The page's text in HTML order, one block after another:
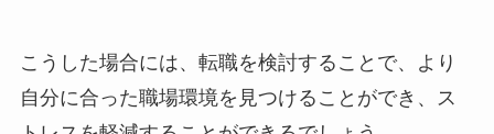
こうした場合には、転職を検討することで、より
自分に合った職場環境を見つけることができ、ス